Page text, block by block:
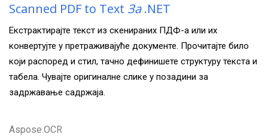
Scanned PDF to Text За.NET
Екстрактирајте текст из скенираних ПДФ-а или их
конвертујте у претраживајуће документе. Прочитајте било
који распоред и стил, тачно дефинишете структуру текста и
табела. Чувајте оригиналне слике у позадини за
задржавање садржаја.
Aspose.OCR